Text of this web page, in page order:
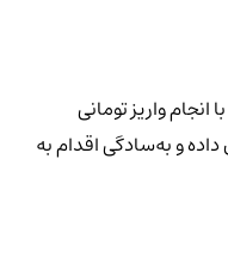
واریز تومانی
و به‌سادگی اقدام به